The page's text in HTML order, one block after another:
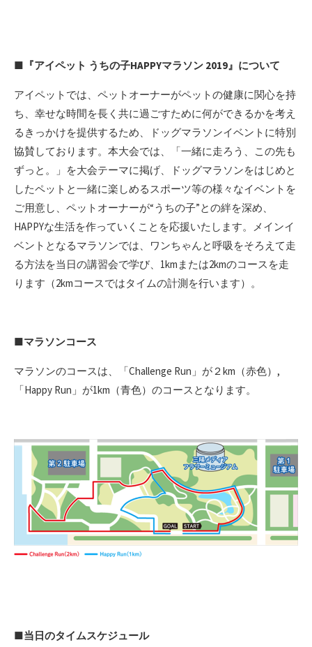
■『アイペット うちの子HAPPYマラソン 2019』について
アイペットでは、ペットオーナーがペットの健康に関心を持
ち、幸せな時間を長く共に過ごすために何ができるかを考え
るきっかけを提供するため、ドッグマラソンイベントに特別
協賛しております。本大会では、「一緒に走ろう、この先も
ずっと。」を大会テーマに掲げ、ドッグマラソンをはじめと
したペットと一緒に楽しめるスポーツ等の様々なイベントを
ご用意し、ペットオーナーが“うちの子”との絆を深め、
HAPPYな生活を作っていくことを応援いたします。メインイ
ベントとなるマラソンでは、ワンちゃんと呼吸をそろえて走
る方法を当日の講習会で学び、1kmまたは2kmのコースを走
ります（2kmコースではタイムの計測を行います）。
■マラソンコース
マラソンのコースは、「Challenge Run」が２km（赤色）,
「Happy Run」が1km（青色）のコースとなります。
■当日のタイムスケジュール